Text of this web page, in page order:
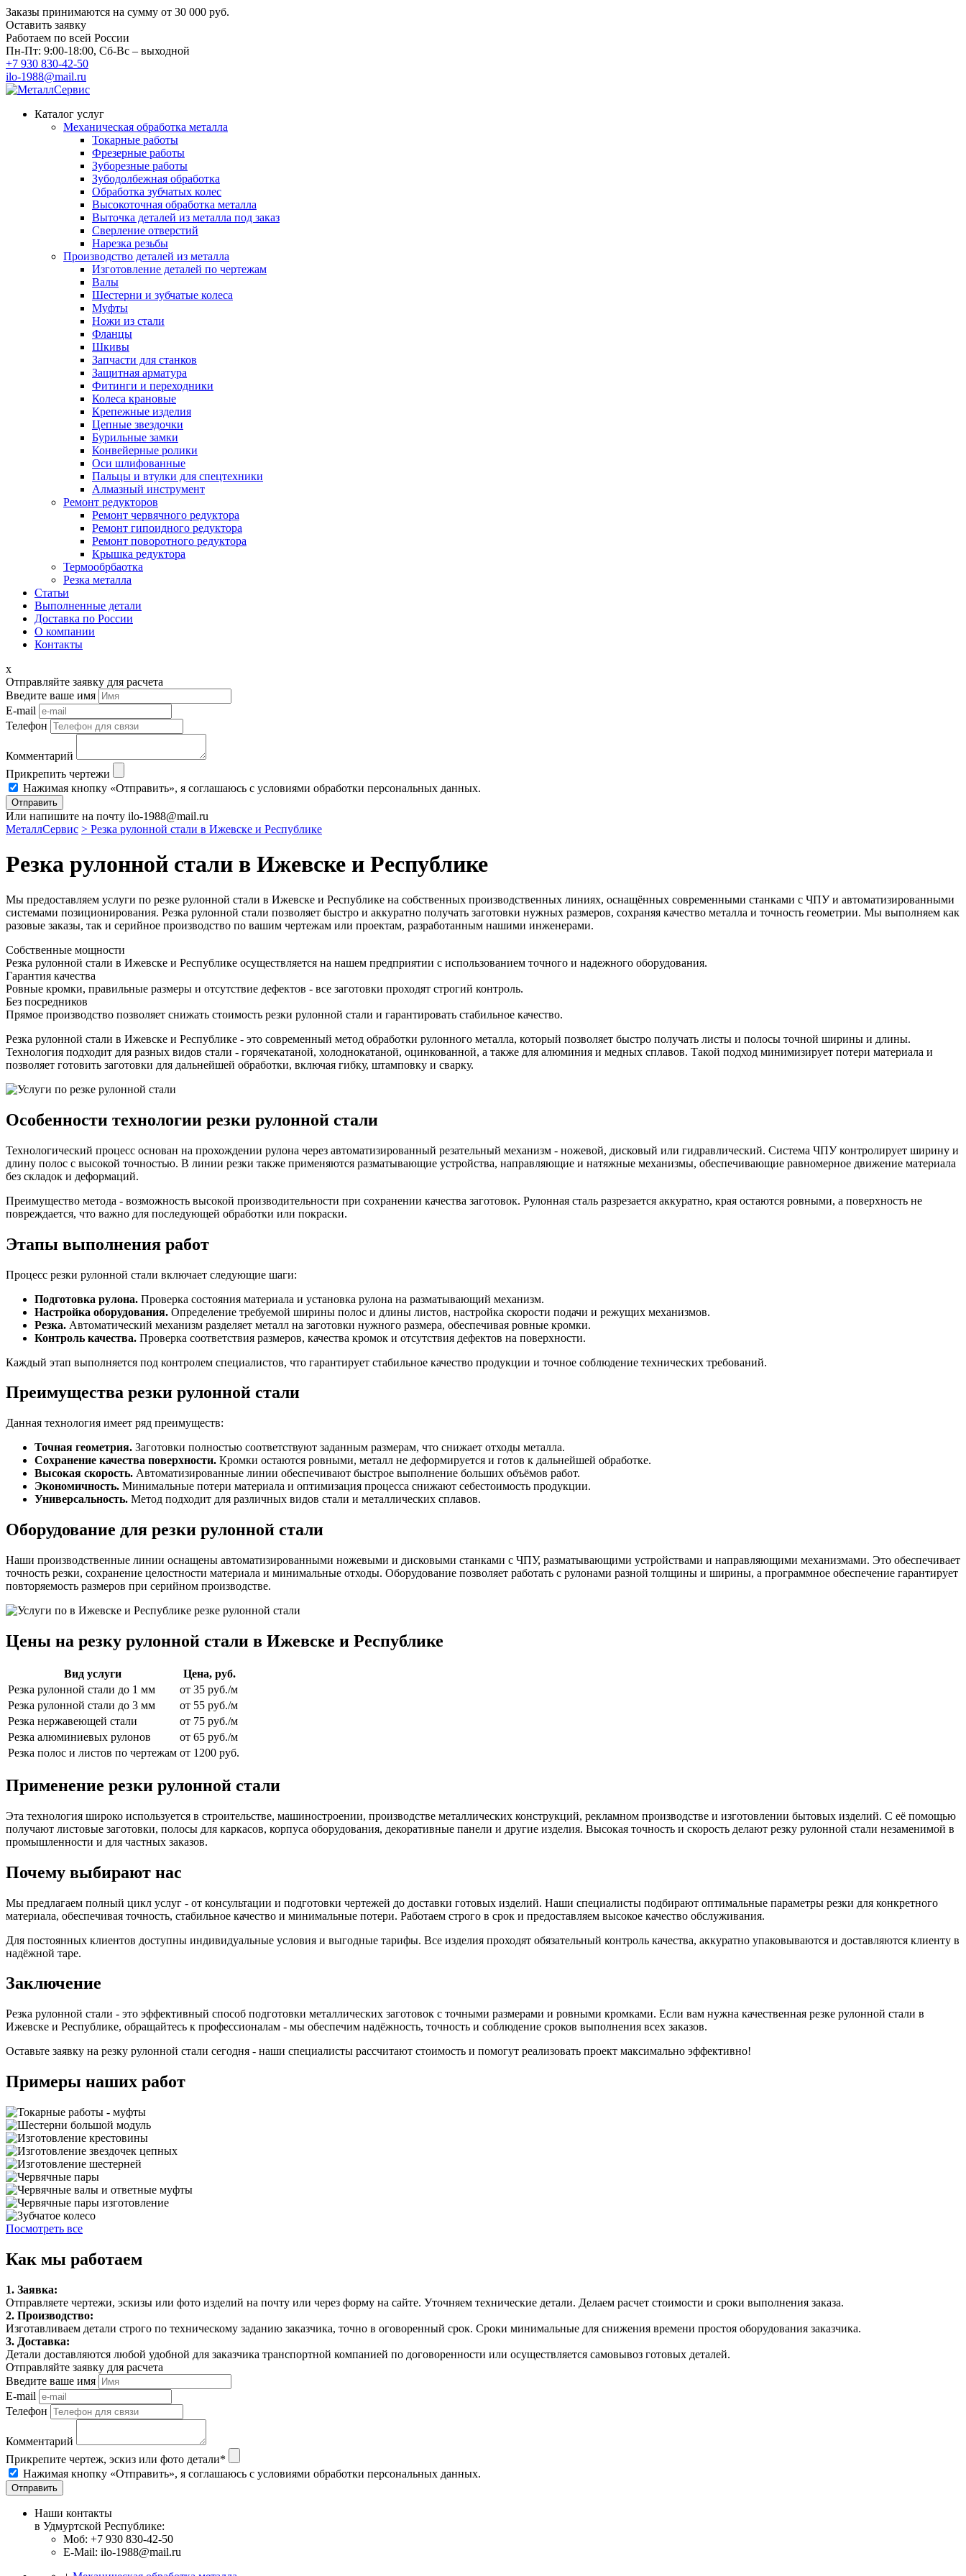
Заказы принимаются на сумму от 30 000 руб.
Оставить заявку
Работаем по всей России
Пн-Пт: 9:00-18:00, Сб-Вс – выходной
+7 930 830-42-50
ilo-1988@mail.ru
Каталог услуг
Механическая обработка металла
Токарные работы
Фрезерные работы
Зуборезные работы
Зубодолбежная обработка
Обработка зубчатых колес
Высокоточная обработка металла
Выточка деталей из металла под заказ
Сверление отверстий
Нарезка резьбы
Производство деталей из металла
Изготовление деталей по чертежам
Валы
Шестерни и зубчатые колеса
Муфты
Ножи из стали
Фланцы
Шкивы
Запчасти для станков
Защитная арматура
Фитинги и переходники
Колеса крановые
Крепежные изделия
Цепные звездочки
Бурильные замки
Конвейерные ролики
Оси шлифованные
Пальцы и втулки для спецтехники
Алмазный инструмент
Ремонт редукторов
Ремонт червячного редуктора
Ремонт гипоидного редуктора
Ремонт поворотного редуктора
Крышка редуктора
Термообрбаотка
Резка металла
Статьи
Выполненные детали
Доставка по России
О компании
Контакты
x
Отправляйте заявку для расчета
Введите ваше имя
E-mail
Телефон
Комментарий
Прикрепить чертежи
Нажимая кнопку «Отправить», я соглашаюсь с условиями обработки персональных данных.
Отправить
Или напишите на почту ilo-1988@mail.ru
МеталлСервис > Резка рулонной стали в Ижевске и Республике
Резка рулонной стали в Ижевске и Республике
Мы предоставляем услуги по резке рулонной стали в Ижевске и Республике на собственных производственных линиях, оснащённых современными станками с ЧПУ и автоматизированными
системами позиционирования. Резка рулонной стали позволяет быстро и аккуратно получать заготовки нужных размеров, сохраняя качество металла и точность геометрии. Мы выполняем как
разовые заказы, так и серийное производство по вашим чертежам или проектам, разработанным нашими инженерами.
Собственные мощности
Резка рулонной стали в Ижевске и Республике осуществляется на нашем предприятии с использованием точного и надежного оборудования.
Гарантия качества
Ровные кромки, правильные размеры и отсутствие дефектов - все заготовки проходят строгий контроль.
Без посредников
Прямое производство позволяет снижать стоимость резки рулонной стали и гарантировать стабильное качество.
Резка рулонной стали в Ижевске и Республике - это современный метод обработки рулонного металла, который позволяет быстро получать листы и полосы точной ширины и длины.
Технология подходит для разных видов стали - горячекатаной, холоднокатаной, оцинкованной, а также для алюминия и медных сплавов. Такой подход минимизирует потери материала и
позволяет готовить заготовки для дальнейшей обработки, включая гибку, штамповку и сварку.
Особенности технологии резки рулонной стали
Технологический процесс основан на прохождении рулона через автоматизированный резательный механизм - ножевой, дисковый или гидравлический. Система ЧПУ контролирует ширину и
длину полос с высокой точностью. В линии резки также применяются разматывающие устройства, направляющие и натяжные механизмы, обеспечивающие равномерное движение материала
без складок и деформаций.
Преимущество метода - возможность высокой производительности при сохранении качества заготовок. Рулонная сталь разрезается аккуратно, края остаются ровными, а поверхность не
повреждается, что важно для последующей обработки или покраски.
Этапы выполнения работ
Процесс резки рулонной стали включает следующие шаги:
Подготовка рулона. Проверка состояния материала и установка рулона на разматывающий механизм.
Настройка оборудования. Определение требуемой ширины полос и длины листов, настройка скорости подачи и режущих механизмов.
Резка. Автоматический механизм разделяет металл на заготовки нужного размера, обеспечивая ровные кромки.
Контроль качества. Проверка соответствия размеров, качества кромок и отсутствия дефектов на поверхности.
Каждый этап выполняется под контролем специалистов, что гарантирует стабильное качество продукции и точное соблюдение технических требований.
Преимущества резки рулонной стали
Данная технология имеет ряд преимуществ:
Точная геометрия. Заготовки полностью соответствуют заданным размерам, что снижает отходы металла.
Сохранение качества поверхности. Кромки остаются ровными, металл не деформируется и готов к дальнейшей обработке.
Высокая скорость. Автоматизированные линии обеспечивают быстрое выполнение больших объёмов работ.
Экономичность. Минимальные потери материала и оптимизация процесса снижают себестоимость продукции.
Универсальность. Метод подходит для различных видов стали и металлических сплавов.
Оборудование для резки рулонной стали
Наши производственные линии оснащены автоматизированными ножевыми и дисковыми станками с ЧПУ, разматывающими устройствами и направляющими механизмами. Это обеспечивает
точность резки, сохранение целостности материала и минимальные отходы. Оборудование позволяет работать с рулонами разной толщины и ширины, а программное обеспечение гарантирует
повторяемость размеров при серийном производстве.
Цены на резку рулонной стали в Ижевске и Республике
Вид услуги
Цена, руб.
Резка рулонной стали до 1 мм
от 35 руб./м
Резка рулонной стали до 3 мм
от 55 руб./м
Резка нержавеющей стали
от 75 руб./м
Резка алюминиевых рулонов
от 65 руб./м
Резка полос и листов по чертежам от 1200 руб.
Применение резки рулонной стали
Эта технология широко используется в строительстве, машиностроении, производстве металлических конструкций, рекламном производстве и изготовлении бытовых изделий. С её помощью
получают листовые заготовки, полосы для каркасов, корпуса оборудования, декоративные панели и другие изделия. Высокая точность и скорость делают резку рулонной стали незаменимой в
промышленности и для частных заказов.
Почему выбирают нас
Мы предлагаем полный цикл услуг - от консультации и подготовки чертежей до доставки готовых изделий. Наши специалисты подбирают оптимальные параметры резки для конкретного
материала, обеспечивая точность, стабильное качество и минимальные потери. Работаем строго в срок и предоставляем высокое качество обслуживания.
Для постоянных клиентов доступны индивидуальные условия и выгодные тарифы. Все изделия проходят обязательный контроль качества, аккуратно упаковываются и доставляются клиенту в
надёжной таре.
Заключение
Резка рулонной стали - это эффективный способ подготовки металлических заготовок с точными размерами и ровными кромками. Если вам нужна качественная резке рулонной стали в
Ижевске и Республике, обращайтесь к профессионалам - мы обеспечим надёжность, точность и соблюдение сроков выполнения всех заказов.
Оставьте заявку на резку рулонной стали сегодня - наши специалисты рассчитают стоимость и помогут реализовать проект максимально эффективно!
Примеры наших работ
Посмотреть все
Как мы работаем
1. Заявка:
Отправляете чертежи, эскизы или фото изделий на почту или через форму на сайте. Уточняем технические детали. Делаем расчет стоимости и сроки выполнения заказа.
2. Производство:
Изготавливаем детали строго по техническому заданию заказчика, точно в оговоренный срок. Сроки минимальные для снижения времени простоя оборудования заказчика.
3. Доставка:
Детали доставляются любой удобной для заказчика транспортной компанией по договоренности или осуществляется самовывоз готовых деталей.
Отправляйте заявку для расчета
Введите ваше имя
E-mail
Телефон
Комментарий
Прикрепите чертеж, эскиз или фото детали*
Нажимая кнопку «Отправить», я соглашаюсь с условиями обработки персональных данных.
Отправить
Наши контакты
в Удмуртской Республике:
Моб: +7 930 830-42-50
E-Mail: ilo-1988@mail.ru